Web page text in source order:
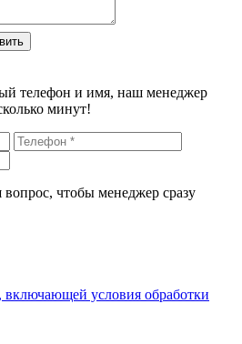
телефон и имя, наш менеджер
минут!
чтобы менеджер сразу
условия обработки